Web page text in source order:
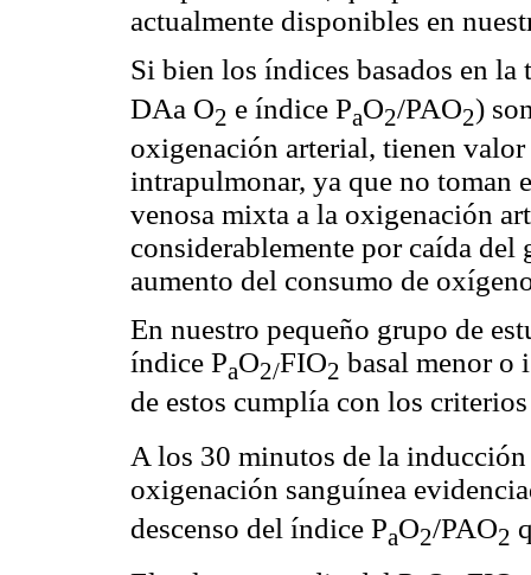
actualmente disponibles en
Si bien los índices basados en
DAa O2 e índice PaO2/PAO2)
oxigenación arterial, tienen
intrapulmonar, ya que no toman
venosa mixta a la oxigenación
considerablemente por caída
aumento del consumo de
En nuestro pequeño grupo de
índice PaO2/FIO2 basal menor o
de estos cumplía con los
A los 30 minutos de la
oxigenación sanguínea
descenso del índice PaO2/PAO2